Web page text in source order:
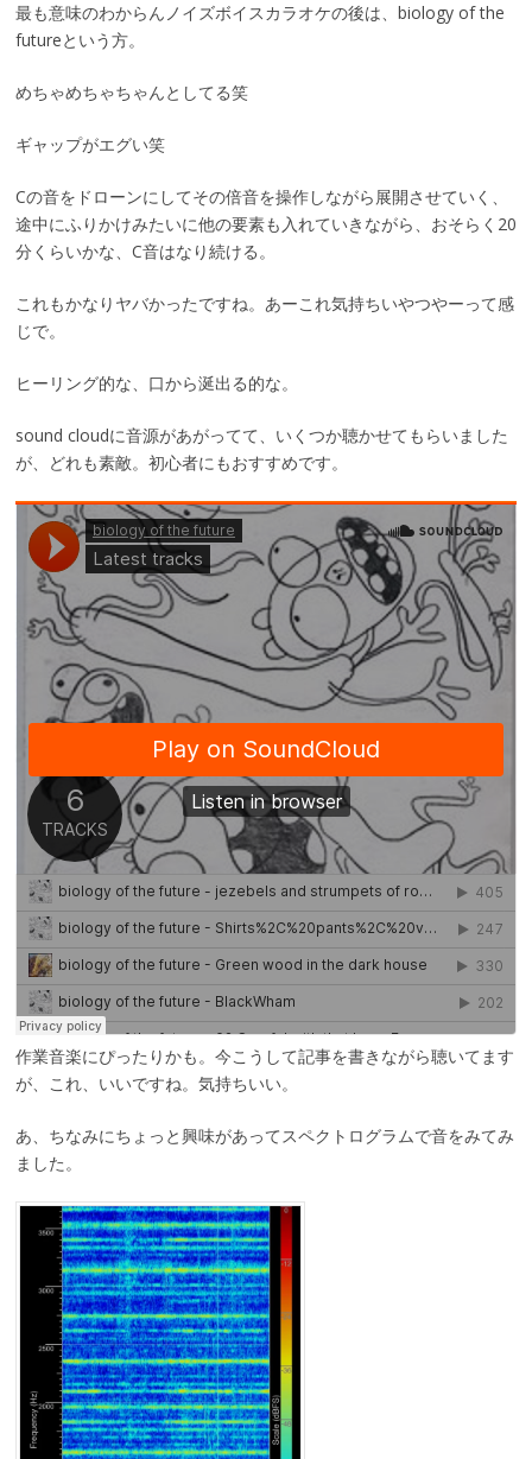
最も意味のわからんノイズボイスカラオケの後は、biology of the
futureという方。
めちゃめちゃちゃんとしてる笑
ギャップがエグい笑
Cの音をドローンにしてその倍音を操作しながら展開させていく、
途中にふりかけみたいに他の要素も入れていきながら、おそらく20
分くらいかな、C音はなり続ける。
これもかなりヤバかったですね。あーこれ気持ちいやつやーって感
じで。
ヒーリング的な、口から涎出る的な。
sound cloudに音源があがってて、いくつか聴かせてもらいました
が、どれも素敵。初心者にもおすすめです。
作業音楽にぴったりかも。今こうして記事を書きながら聴いてます
が、これ、いいですね。気持ちいい。
あ、ちなみにちょっと興味があってスペクトログラムで音をみてみ
ました。